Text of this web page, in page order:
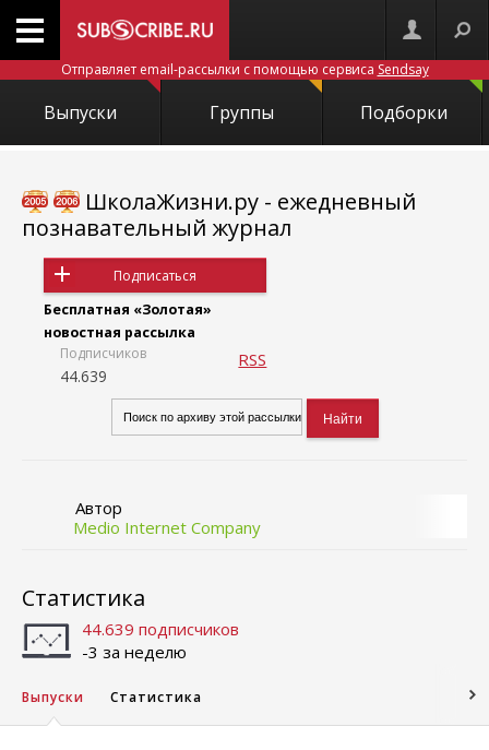
Отправляет email-рассылки с помощью сервиса Sendsay
Выпуски Группы Подборки
ШколаЖизни.ру - ежедневный
познавательный журнал
Подписаться
Бесплатная «Золотая»
новостная рассылка
Подписчиков
44.639
RSS
Автор
Medio Internet Company
Статистика
44.639 подписчиков
-3 за неделю
Выпуски Статистика